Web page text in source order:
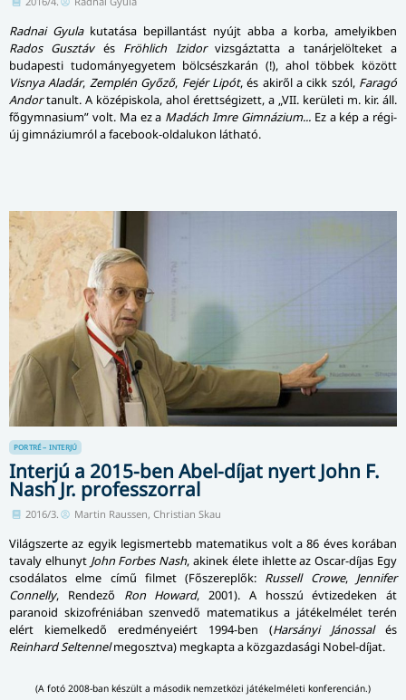
Radnai Gyulakutatása bepillantást nyújt abba a korba, amelyikben
Rados Gusztávés Fröhlich Izidorvizsgáztatta a tanárjelölteket a
budapesti tudományegyetem bölcsészkarán (!), ahol többek között
Visnya Aladár, Zemplén Győző, Fejér Lipót, és akiről a cikk szól, Faragó
Andortanult. A középiskola, ahol érettségizett, a „VII. kerületi m. kir. áll.
főgymnasium” volt. Ma ez a Madách Imre Gimnázium...Ez a kép a régi-
új gimnáziumról a facebook-oldalukon látható.
PORTRÉ – INTERJÚ
Interjú a 2015-ben Abel-díjat nyert John F.
Nash Jr. professzorral
2016/3. Martin Raussen, Christian Skau
Világszerte az egyik legismertebb ma­te­ma­ti­kus volt a 86 éves korában
tavaly elhunyt John Forbes Nash, akinek élete ihlette az Oscar-díjas Egy
csodálatos elme című filmet (Főszereplők: Russell Crowe, Jennifer
Connelly, Rendező Ron Howard, 2001). A hosszú évtizedeken át
paranoid skizofréniában szenvedő matematikus a játékelmélet terén
elért kiemelkedő ered­mé­nye­i­ért 1994-ben (Harsányi Jánossalés
Reinhard Seltennelmegosztva) megkapta a közgazdasági Nobel-díjat.
(A fotó 2008-ban készült a második nemzetközi játékelméleti konferencián.)